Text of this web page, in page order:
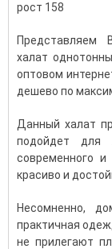
рост 158
Представляем
халат
оптовом
дешево по
Данный халат
подойдет для
современного и
красиво и
Несомненно,
практичная
не прилегают